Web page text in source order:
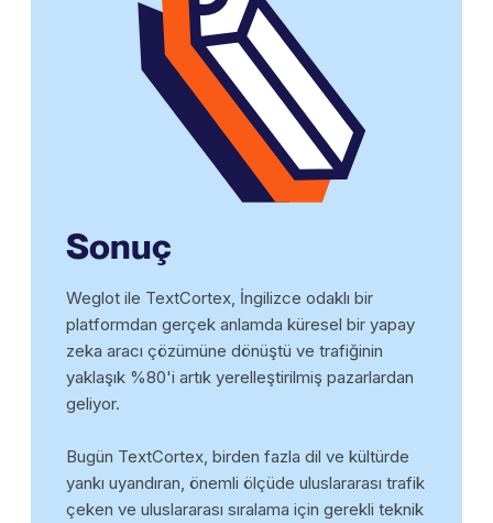
Sonuç
Weglot ile TextCortex, İngilizce odaklı bir
platformdan gerçek anlamda küresel bir yapay
zeka aracı çözümüne dönüştü ve trafiğinin
yaklaşık %80'i artık yerelleştirilmiş pazarlardan
geliyor.
Bugün TextCortex, birden fazla dil ve kültürde
yankı uyandıran, önemli ölçüde uluslararası trafik
çeken ve uluslararası sıralama için gerekli teknik